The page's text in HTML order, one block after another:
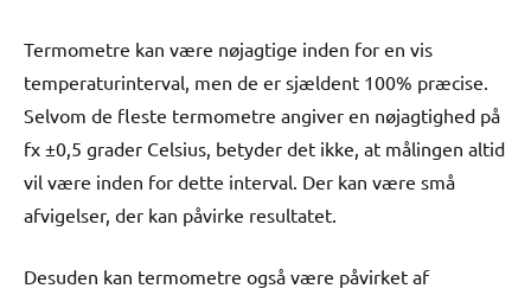
Termometre kan være nøjagtige inden for en vis
temperaturinterval, men de er sjældent 100% præcise.
Selvom de fleste termometre angiver en nøjagtighed på
fx ±0,5 grader Celsius, betyder det ikke, at målingen altid
vil være inden for dette interval. Der kan være små
afvigelser, der kan påvirke resultatet.
Desuden kan termometre også være påvirket af